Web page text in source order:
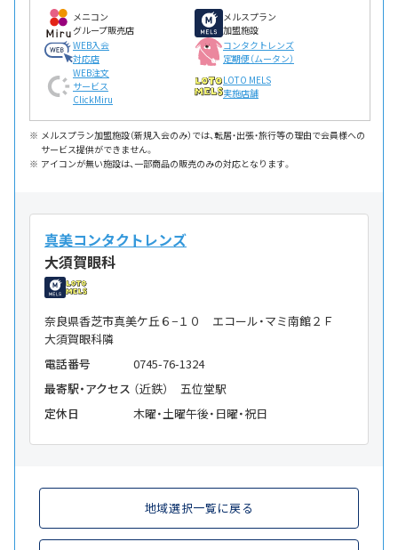
メニコン
グループ販売店
メルスプラン
加盟施設
WEB入会
対応店
コンタクトレンズ
定期便（ムータン）
WEB注文
サービス
ClickMiru
LOTO MELS
実施店舗
メルスプラン加盟施設（新規入会のみ）では、転居・出張・旅行等の理由で会員様への
サービス提供ができません。
アイコンが無い施設は、一部商品の販売のみの対応となります。
真美コンタクトレンズ
大須賀眼科
奈良県香芝市真美ケ丘６−１０ エコール・マミ南館２Ｆ
大須賀眼科隣
電話番号
0745-76-1324
最寄駅・アクセス （近鉄） 五位堂駅
定休日
木曜・土曜午後・日曜・祝日
地域選択一覧に戻る